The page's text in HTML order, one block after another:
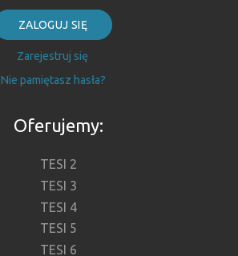
ZALOGUJ SIĘ
Zarejestruj się
Nie pamiętasz hasła?
Oferujemy:
TESI 2
TESI 3
TESI 4
TESI 5
TESI 6